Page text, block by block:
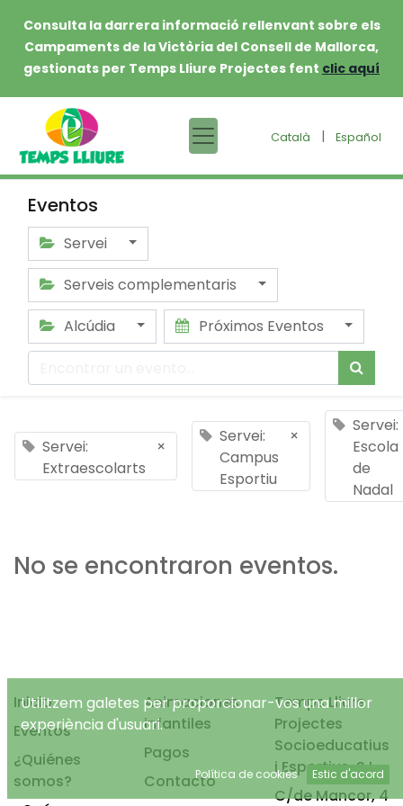
Consulta la darrera informació rellenvant sobre els
Campaments de la Victòria del Consell de Mallorca,
gestionats per Temps Lliure Projectes fent clic aquí
Català | Español
Eventos
Servei
Serveis complementaris
Alcúdia
Próximos Eventos
Servei:
Extraescolarts
×
Servei:
Campus
Esportiu
×
Servei:
Escola
de
Nadal
No se encontraron eventos.
Inicio
Eventos
¿Quiénes
somos?
Animaciones
infantiles
Pagos
Contacto
Temps Lliure
Projectes
Socioeducatius
i Esportius, S.L.
C/de Mancor, 4
Utilitzem galetes per proporcionar-vos una millor
experiència d'usuari.
Política de cookies Estic d'acord